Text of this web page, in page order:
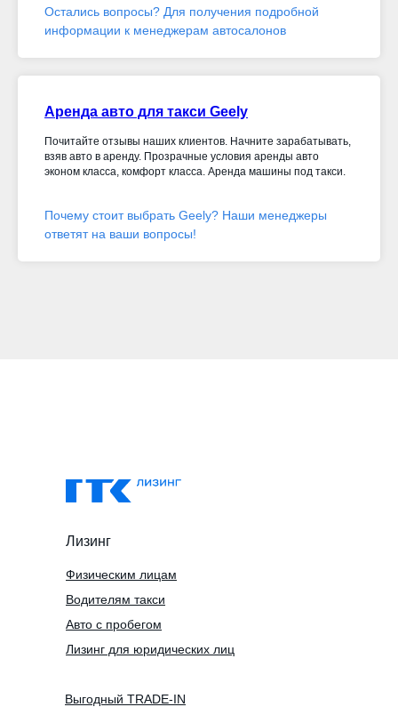
Остались вопросы? Для получения подробной
информации к менеджерам автосалонов
Аренда авто для такси Geely
Почитайте отзывы наших клиентов. Начните зарабатывать,
взяв авто в аренду. Прозрачные условия аренды авто
эконом класса, комфорт класса. Аренда машины под такси.
Почему стоит выбрать Geely? Наши менеджеры
ответят на ваши вопросы!
Лизинг
Водителям такси
Физическим лицам
Авто с пробегом
Лизинг для юридических лиц
Выгодный TRADE-IN